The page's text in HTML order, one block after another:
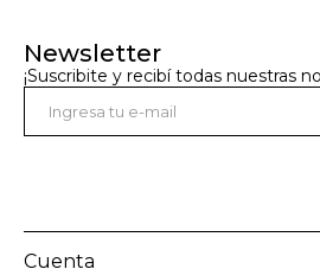
Newsletter
¡Suscribite y recibí todas nuestras
Cuenta